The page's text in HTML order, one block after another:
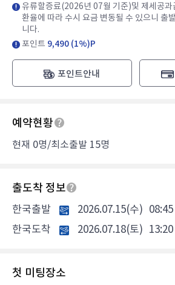
유류할증료(2026년 07월 기준)및 제세공과
환율에 따라 수시 요금 변동될 수 있으니 출
니다.
포인트 9,490 (1%)P
포인트안내
예약현황
현재 0명/최소출발 15명
출도착 정보
한국출발 2026.07.15(수) 08:45
한국도착
2026.07.18(토) 13:20
첫 미팅장소